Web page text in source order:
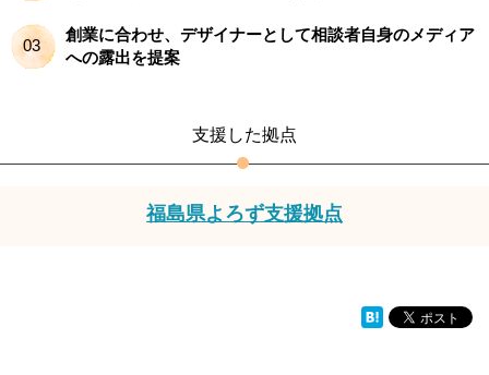
03
創業に合わせ、デザイナーとして相談者自身のメディア
への露出を提案
支援した拠点
福島県よろず支援拠点